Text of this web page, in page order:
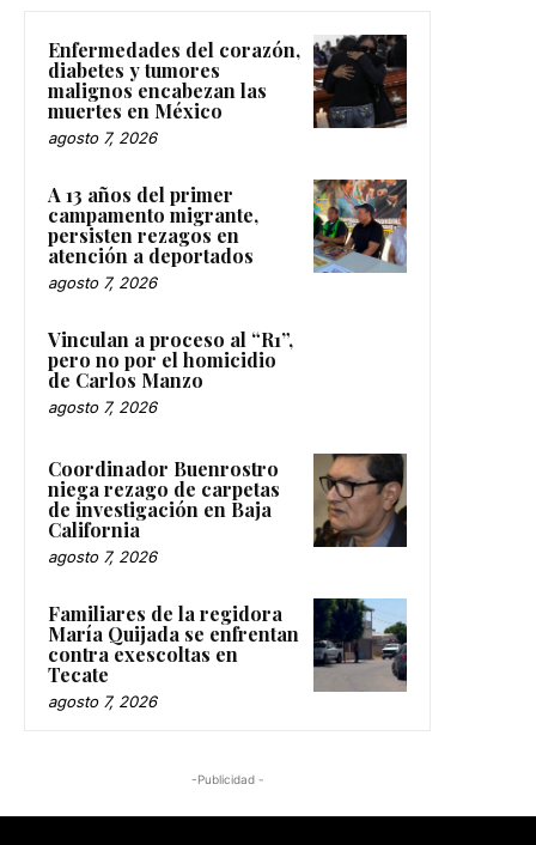
Enfermedades del corazón,
diabetes y tumores
malignos encabezan las
muertes en México
agosto 7, 2026
A 13 años del primer
campamento migrante,
persisten rezagos en
atención a deportados
agosto 7, 2026
Vinculan a proceso al “R1”,
pero no por el homicidio
de Carlos Manzo
agosto 7, 2026
Coordinador Buenrostro
niega rezago de carpetas
de investigación en Baja
California
agosto 7, 2026
Familiares de la regidora
María Quijada se enfrentan
contra exescoltas en
Tecate
agosto 7, 2026
-Publicidad -